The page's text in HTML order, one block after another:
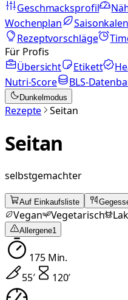
Geschmacksprofil
Wochenplan
Rezeptvorschläge
Für Profis
Übersicht
Etikett
Nutri-Score
BLS-
Dunkelmodus
Rezepte Seitan
Seitan
selbstgemachter
Auf Einkaufsliste
Vegan Vegetarisch
Allergene1
175Min.
55′ 120′